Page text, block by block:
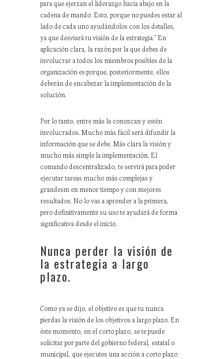
para que ejerzan el liderazgo hacia abajo en la
cadena de mando. Esto, porque no puedes estar al
lado de cada uno ayudándolos con los detalles,
ya que desviará tu visión de la estrategia.” En
aplicación clara, la razón por la que debes de
involucrar a todos los miembros posibles de la
organización es porque, posteriormente, ellos
deberán de encabezar la implementación de la
solución.
Por lo tanto, entre más la conozcan y estén
involucrados. Mucho más fácil será difundir la
información que se debe. Más clara la visión y
mucho más simple la implementación. El
comando descentralizado, te servirá para poder
ejecutar tareas mucho más complejas y
grandesm en menor tiempo y con mejores
resultados. No lo vas a aprender a la primera,
pero definitivamente su uso te ayudará de forma
significativa desde el inicio.
Nunca perder la visión de
la estrategia a largo
plazo.
Como ya se dijo, el objetivo es que tu nunca
pierdas la visión de los objetivos a largo plazo. En
éste momento, en el corto plazo, se te puede
solicitar por parte del gobierno federal, estatal o
municipal, que ejecutes una acción a corto plazo